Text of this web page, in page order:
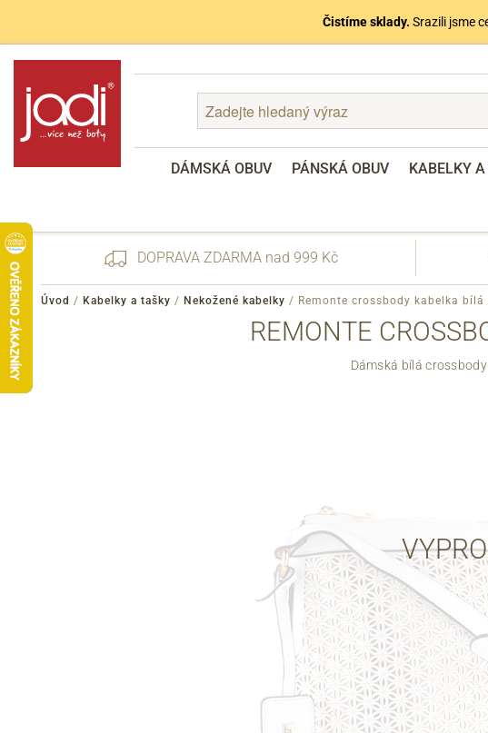
Čistíme sklady. Srazili jsme
DÁMSKÁ OBUV PÁNSKÁ OBUV KABELKY
Zapomenuté heslo
zpracování osobních údajů .
DOPRAVA ZDARMA nad 999 Kč
Úvod / Kabelky a tašky / Nekožené kabelky / Remonte crossbody kabelka bílá
REMONTE
Dámská bílá